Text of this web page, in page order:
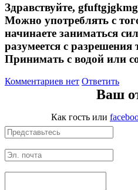
Здравствуйте,
Можно употреблять с
начинаете заниматься
разумеется с разрешения
Принимать с водой или
Комментариев нет Ответить
Ваш
Как гость или